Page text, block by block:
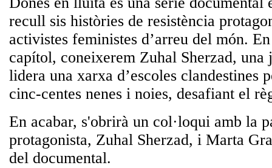
recull sis històries de resistència
activistes feministes d’arreu del món.
capítol, coneixerem Zuhal Sherzad, una
lidera una xarxa d’escoles clandestines
cinc-centes nenes i noies, desafiant el
En acabar, s'obrirà un col·loqui amb la
protagonista, Zuhal Sherzad, i Marta
del documental.